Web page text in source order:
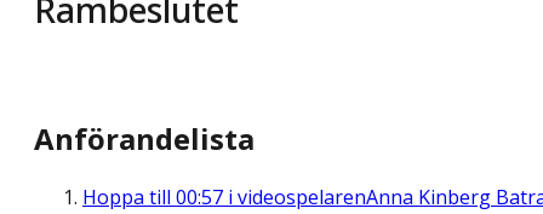
Rambeslutet
Anförandelista
Hoppa till 00:57 i videospelarenAnna Kinberg